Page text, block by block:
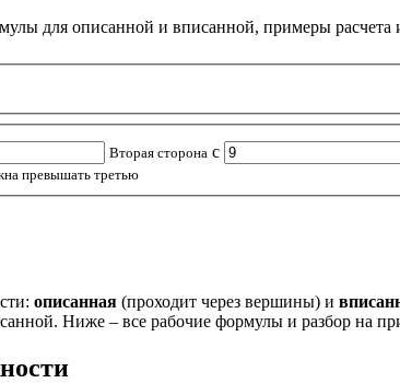
для описанной и вписанной, примеры расчета
Вторая сторона c
превышать третью
описанная (проходит через вершины) и
Ниже – все рабочие формулы и разбор на